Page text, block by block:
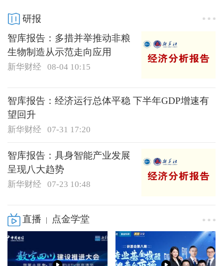
研报
智库报告：多措并举推动非粮
生物制造从示范走向应用
新华财经 08-04 10:15
智库报告：经济运行总体平稳 下半年GDP增速有
望回升
新华财经 07-31 17:20
智库报告：具身智能产业发展
呈现八大趋势
新华财经 07-23 10:48
直播 点金学堂